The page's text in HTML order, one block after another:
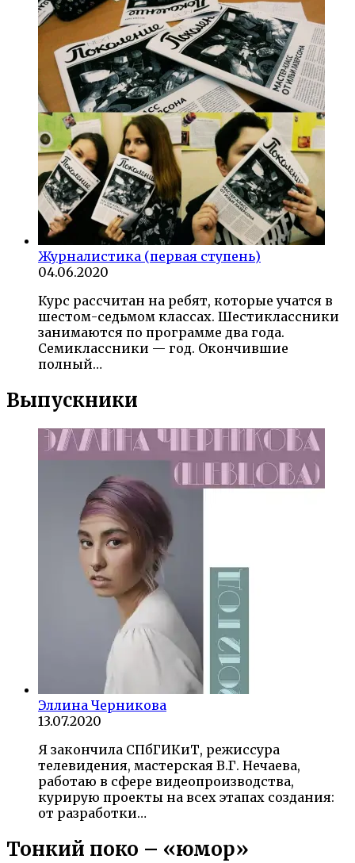
Журналистика (первая ступень)
04.06.2020
Курс рассчитан на ребят, которые учатся в
шестом-седьмом классах. Шестиклассники
занимаются по программе два года.
Семиклассники — год. Окончившие
полный…
Выпускники
Эллина Черникова
13.07.2020
Я закончила СПбГИКиТ, режиссура
телевидения, мастерская В.Г. Нечаева,
работаю в сфере видеопроизводства,
курирую проекты на всех этапах создания:
от разработки…
Тонкий поко – «юмор»